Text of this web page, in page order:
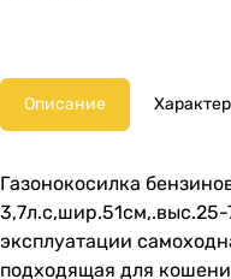
Описание
Газонокосилка
3,7л.с,шир.51cм,.выс.25-
эксплуатации
подходящая для